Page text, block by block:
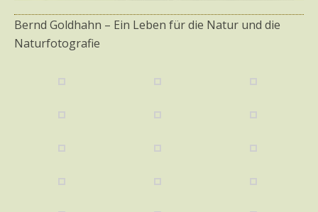
Bernd Goldhahn – Ein Leben für die Natur und die
Naturfotografie